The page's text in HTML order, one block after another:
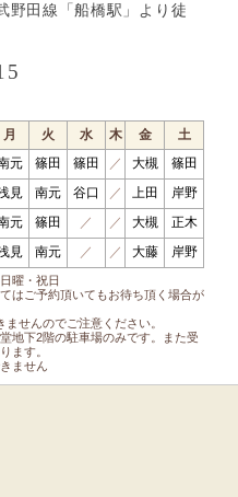
野田線「船橋駅」より徒
曜・祝日
はご予約頂いてもお待ち頂く場合が
せんのでご注意ください。
地下2階の駐車場のみです。また受
ます。
ません
月 火 水 木 金
土
元 篠田 篠田 ／ 大槻
篠田
見 南元 谷口 ／ 上田
岸野
元 篠田 ／ ／ 大槻
正木
見 南元 ／ ／ 大藤 岸野